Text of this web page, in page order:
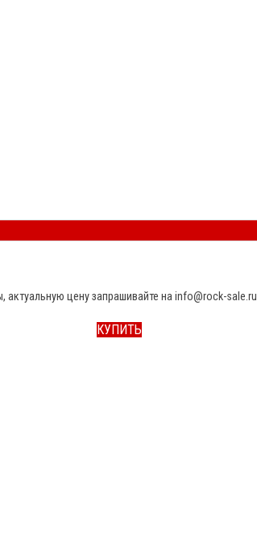
цену запрашивайте на info@rock-sale.ru
КУПИТЬ